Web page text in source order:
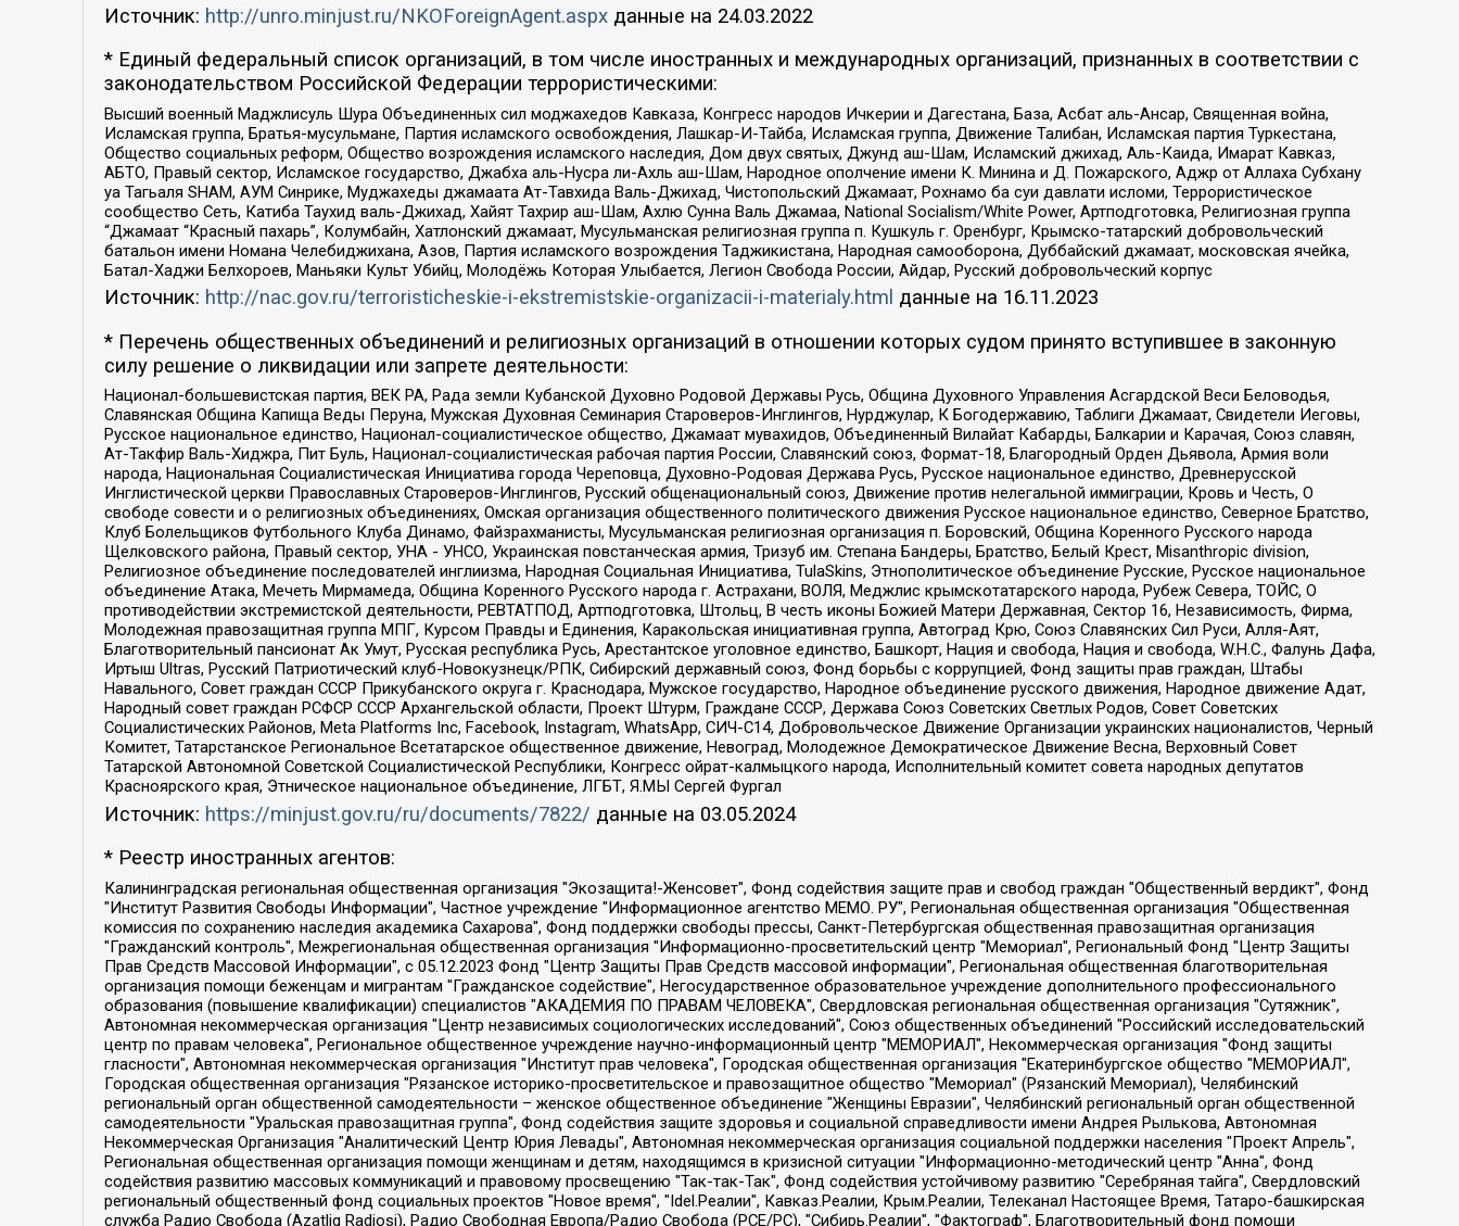
Источник: http://unro.minjust.ru/NKOForeignAgent.aspxданные на 24.03.2022
* Единый федеральный список организаций, в том числе иностранных и международных организаций, признанных в соответствии с
законодательством Российской Федерации террористическими:
Высший военный Маджлисуль Шура Объединенных сил моджахедов Кавказа, Конгресс народов Ичкерии и Дагестана, База, Асбат аль-Ансар, Священная война,
Исламская группа, Братья-мусульмане, Партия исламского освобождения, Лашкар-И-Тайба, Исламская группа, Движение Талибан, Исламская партия Туркестана,
Общество социальных реформ, Общество возрождения исламского наследия, Дом двух святых, Джунд аш-Шам, Исламский джихад, Аль-Каида, Имарат Кавказ,
АБТО, Правый сектор, Исламское государство, Джабха аль-Нусра ли-Ахль аш-Шам, Народное ополчение имени К. Минина и Д. Пожарского, Аджр от Аллаха Субхану
уа Тагьаля SHAM, АУМ Синрике, Муджахеды джамаата Ат-Тавхида Валь-Джихад, Чистопольский Джамаат, Рохнамо ба суи давлати исломи, Террористическое
сообщество Сеть, Катиба Таухид валь-Джихад, Хайят Тахрир аш-Шам, Ахлю Сунна Валь Джамаа, National Socialism/White Power, Артподготовка, Религиозная группа
“Джамаат “Красный пахарь”, Колумбайн, Хатлонский джамаат, Мусульманская религиозная группа п. Кушкуль г. Оренбург, Крымско-татарский добровольческий
батальон имени Номана Челебиджихана, Азов, Партия исламского возрождения Таджикистана, Народная самооборона, Дуббайский джамаат, московская ячейка,
Батал-Хаджи Белхороев, Маньяки Культ Убийц, Молодёжь Которая Улыбается, Легион Свобода России, Айдар, Русский добровольческий корпус
Источник: http://nac.gov.ru/terroristicheskie-i-ekstremistskie-organizacii-i-materialy.html данные на 16.11.2023
* Перечень общественных объединений и религиозных организаций в отношении которых судом принято вступившее в законную
силу решение о ликвидации или запрете деятельности:
Национал-большевистская партия, ВЕК РА, Рада земли Кубанской Духовно Родовой Державы Русь, Община Духовного Управления Асгардской Веси Беловодья,
Славянская Община Капища Веды Перуна, Мужская Духовная Семинария Староверов-Инглингов, Нурджулар, К Богодержавию, Таблиги Джамаат, Свидетели Иеговы,
Русское национальное единство, Национал-социалистическое общество, Джамаат мувахидов, Объединенный Вилайат Кабарды, Балкарии и Карачая, Союз славян,
Ат-Такфир Валь-Хиджра, Пит Буль, Национал-социалистическая рабочая партия России, Славянский союз, Формат-18, Благородный Орден Дьявола, Армия воли
народа, Национальная Социалистическая Инициатива города Череповца, Духовно-Родовая Держава Русь, Русское национальное единство, Древнерусской
Инглистической церкви Православных Староверов-Инглингов, Русский общенациональный союз, Движение против нелегальной иммиграции, Кровь и Честь, О
свободе совести и о религиозных объединениях, Омская организация общественного политического движения Русское национальное единство, Северное Братство,
Клуб Болельщиков Футбольного Клуба Динамо, Файзрахманисты, Мусульманская религиозная организация п. Боровский, Община Коренного Русского народа
Щелковского района, Правый сектор, УНА - УНСО, Украинская повстанческая армия, Тризуб им. Степана Бандеры, Братство, Белый Крест, Misanthropic division,
Религиозное объединение последователей инглиизма, Народная Социальная Инициатива, TulaSkins, Этнополитическое объединение Русские, Русское национальное
объединение Атака, Мечеть Мирмамеда, Община Коренного Русского народа г. Астрахани, ВОЛЯ, Меджлис крымскотатарского народа, Рубеж Севера, ТОЙС, О
противодействии экстремистской деятельности, РЕВТАТПОД, Артподготовка, Штольц, В честь иконы Божией Матери Державная, Сектор 16, Независимость, Фирма,
Молодежная правозащитная группа МПГ, Курсом Правды и Единения, Каракольская инициативная группа, Автоград Крю, Союз Славянских Сил Руси, Алля-Аят,
Благотворительный пансионат Ак Умут, Русская республика Русь, Арестантское уголовное единство, Башкорт, Нация и свобода, Нация и свобода, W.H.С., Фалунь Дафа,
Иртыш Ultras, Русский Патриотический клуб-Новокузнецк/РПК, Сибирский державный союз, Фонд борьбы с коррупцией, Фонд защиты прав граждан, Штабы
Навального, Совет граждан СССР Прикубанского округа г. Краснодара, Мужское государство, Народное объединение русского движения, Народное движение Адат,
Народный совет граждан РСФСР СССР Архангельской области, Проект Штурм, Граждане СССР, Держава Союз Советских Светлых Родов, Совет Советских
Социалистических Районов, Meta Platforms Inc, Facebook, Instagram, WhatsApp, СИЧ-С14, Добровольческое Движение Организации украинских националистов, Черный
Комитет, Татарстанское Региональное Всетатарское общественное движение, Невоград, Молодежное Демократическое Движение Весна, Верховный Совет
Татарской Автономной Советской Социалистической Республики, Конгресс ойрат-калмыцкого народа, Исполнительный комитет совета народных депутатов
Красноярского края, Этническое национальное объединение, ЛГБТ, Я.МЫ Сергей Фургал
Источник: https://minjust.gov.ru/ru/documents/7822/ данные на 03.05.2024
* Реестр иностранных агентов:
Калининградская региональная общественная организация "Экозащита!-Женсовет", Фонд содействия защите прав и свобод граждан "Общественный вердикт", Фонд "Институт Развития Свободы Информации", Частное учреждение "Информационное агентство МЕМО. РУ", Региональная общественная организация "Общественная комиссия по сохранению наследия академика Сахарова", Фонд поддержки свободы прессы, Санкт-Петербургская общественная правозащитная организация "Гражданский контроль", Межрегиональная общественная организация "Информационно-просветительский центр "Мемориал", Региональный Фонд "Центр Защиты Прав Средств Массовой Информации", с 05.12.2023 Фонд "Центр Защиты Прав Средств массовой информации", Региональная общественная благотворительная организация помощи беженцам и мигрантам "Гражданское содействие", Негосударственное образовательное учреждение дополнительного профессионального образования (повышение квалификации) специалистов "АКАДЕМИЯ ПО ПРАВАМ ЧЕЛОВЕКА", Свердловская региональная общественная организация "Сутяжник", Автономная некоммерческая организация "Центр независимых социологических исследований", Союз общественных объединений "Российский исследовательский центр по правам человека", Региональное общественное учреждение научно-информационный центр "МЕМОРИАЛ", Некоммерческая организация "Фонд защиты гласности", Автономная некоммерческая организация "Институт прав человека", Городская общественная организация "Екатеринбургское общество "МЕМОРИАЛ", Городская общественная организация "Рязанское историко-просветительское и правозащитное общество "Мемориал" (Рязанский Мемориал), Челябинский региональный орган общественной самодеятельности – женское общественное объединение "Женщины Евразии", Челябинский региональный орган общественной самодеятельности "Уральская правозащитная группа", Фонд содействия защите здоровья и социальной справедливости имени Андрея Рылькова, Автономная Некоммерческая Организация "Аналитический Центр Юрия Левады", Автономная некоммерческая организация социальной поддержки населения "Проект Апрель", Региональная общественная организация помощи женщинам и детям, находящимся в кризисной ситуации "Информационно-методический центр "Анна", Фонд содействия развитию массовых коммуникаций и правовому просвещению "Так-так-Так", Фонд содействия устойчивому развитию "Серебряная тайга", Свердловский региональный общественный фонд социальных проектов "Новое время", "Idel.Реалии", Кавказ.Реалии, Крым.Реалии, Телеканал Настоящее Время, Татаро-башкирская служба Радио Свобода (Azatliq Radiosi), Радио Свободная Европа/Радио Свобода (PCE/PC), "Сибирь.Реалии", "Фактограф", Благотворительный фонд помощи осужденным и их семьям, Автономная некоммерческая организация "Институт глобализации и социальных движений", Фонд "В защиту прав заключенных", Частное учреждение "Центр поддержки и содействия развитию средств массовой информации", Пензенский региональный общественный благотворительный фонд "Гражданский союз", "Север.Реалии", Некоммерческая организация Фонд "Правовая инициатива", Общество с ограниченной ответственностью "Радио Свободная Европа/Радио Свобода", Чешское информационное агентство "MEDIUM-ORIENT", Красноярская региональная общественная организация "Мы против СПИДа", Камалягин Денис Николаевич, Маркелов Сергей Евгеньевич, Пономарев Лев Александрович, Савицкая Людмила Алексеевна, Автономная некоммерческая организация "Центр по работе с проблемой насилия "НАСИЛИЮ.НЕТ", Межрегиональный профессиональный союз работников здравоохранения "Альянс врачей", Юридическое лицо, зарегистрированное в Латвийской Республике, SIA "Medusa Project" (регистрационный номер 40103797863, дата регистрации 10.06.2014), Некоммерческая организация "Фонд по борьбе с коррупцией", Автономная некоммерческая организация "Институт права и публичной политики", Баданин Роман Сергеевич, Гликин Максим Александрович, Железнова Мария Михайловна, Лукьянова Юлия Сергеевна, Маетная Елизавета Витальевна, Маняхин Петр Борисович, Чуракова Ольга Владимировна, Ярош Юлия Петровна, Юридическое лицо "The Insider SIA", зарегистрированное в Риге, Латвийская Республика (дата регистрации 26.06.2015), являющееся администратором доменного имени интернет-издания "The Insider SIA", https://theins.ru, Постернак Алексей Евгеньевич, Рубин Михаил Аркадьевич, Анин Роман Александрович, Юридическое лицо Istories fonds, зарегистрированное в Латвийской Республике (регистрационный номер 50008295751, дата регистрации 24.02.2020), Великовский Дмитрий Александрович, Долинина Ирина Николаевна, Мароховская Алеся Алексеевна, Шлейнов Роман Юрьевич, Шмагун Олеся Валентиновна, Общество с ограниченной ответственностью "Альтаир 2021", Общество с ограниченной ответственностью "Вега 2021", Общество с ограниченной ответственностью "Главный редактор 2021", Общество с ограниченной ответственностью "Ромашки монолит", Важенков Артем Валерьевич, Ивановская областная общественная организация "Центр гендерных исследований", Гурман Юрий Альбертович, Медиапроект "ОВД-Инфо", Егоров Владимир Владимирович, Жилинский Владимир Александрович, Общество с ограниченной ответственностью "ЗП", Иванова София Юрьевна, Карезина Инна Павловна, Кильтау Екатерина Викторовна, Петров Алексей Викторович, Пискунов Сергей Евгеньевич, Смирнов Сергей Сергеевич, Тихонов Михаил Сергеевич, Общество с ограниченной ответственностью "ЖУРНАЛИСТ-ИНОСТРАННЫЙ АГЕНТ", Арапова Галина Юрьевна, Вольтская Татьяна Анатольевна, Американская компания "Mason G.E.S. Anonymous Foundation" (США), являющаяся владельцем интернет-издания https://mnews.world/, Компания "Stichting Bellingcat", зарегистрированная в Нидерландах (дата регистрации 11.07.2018), Захаров Андрей Вячеславович, Клепиковская Екатерина Дмитриевна, Общество с ограниченной ответственностью "МЕМО", Перл Роман Александрович, Симонов Евгений Алексеевич, Соловьева Елена Анатольевна, Сотников Даниил Владимирович, Сурначева Елизавета Дмитриевна, Автономная некоммерческая организация по защите прав человека и информированию населения "Якутия – Наше Мнение", Общество с ограниченной ответственностью "Москоу диджитал медиа", с 26.01.2023 Общество с ограниченной ответственностью "Чайка Белые сады", Ветошкина Валерия Валерьевна, Заговора Максим Александрович, Межрегиональное общественное движение "Российская ЛГБТ - сеть", Оленичев Максим Владимирович, Павлов Иван Юрьевич, Скворцова Елена Сергеевна, Общество с ограниченной ответственностью "Как бы инагент", Кочетков Игорь Викторович, Общество с ограниченной ответственностью "Честные выборы", Еланчик Олег Александрович, Общество с ограниченной ответственностью "Нобелевский призыв", Гималова Регина Эмилевна, Григорьев Андрей Валерьевич, Григорьева Алина Александровна, Ассоциация по содействию защите прав призывников, альтернативнослужащих и военнослужащих "Правозащитная группа "Гражданин.Армия.Право", Хисамова Регина Фаритовна, Автономная некоммерческая организация по реализации социально-правовых программ "Лилит", Дальневосточное общественное движение "Маяк", Санкт-Петербургская ЛГБТ-инициативная группа "Выход", Инициативная группа ЛГБТ+ "Реверс", Алексеев Андрей Викторович, Бекбулатова Таисия Львовна, Беляев Иван Михайлович, Владыкина Елена Сергеевна, Гельман Марат Александрович, Никульшина Вероника Юрьевна, Толоконникова Надежда Андреевна, Шендерович Виктор Анатольевич, Общество с ограниченной ответственностью "Данное сообщение", Общество с ограниченной ответственностью Издательский дом "Новая глава", Айнбиндер Александра Александровна, Московский комьюнити-центр для ЛГБТ+инициатив, Благотворительный фонд развития филантропии, Deutsche Welle (Германия, Kurt-Schumacher-Strasse 3, 53113 Bonn), Борзунова Мария Михайловна, Воробьев Виктор Викторович, Голубева Анна Львовна, Константинова Алла Михайловна, Малкова Ирина Владимировна, Мурадов Мурад Абдулгалимович, Осетинская Елизавета Николаевна, Понасенков Евгений Николаевич, Ганапольский Матвей Юрьевич, Киселев Евгений Алексеевич, Борухович Ирина Григорьевна, Дремин Иван Тимофеевич, Дубровский Дмитрий Викторович, Красноярская региональная общественная организация поддержки и развития альтернативных образовательных технологий и межкультурных коммуникаций "ИНТЕРРА", Маяковская Екатерина Алексеевна, Фейгин Марк Захарович, Филимонов Андрей Викторович, Дзугкоева Регина Николаевна, Доброхотов Роман Александрович, Дудь Юрий Александрович, Елкин Сергей Владимирович, Кругликов Кирилл Игоревич, Сабунаева Мария Леонидовна, Семенов Алексей Владимирович, Шаинян Карен Багратович, Шульман Екатерина Михайловна, Асафьев Артур Валерьевич, Вахштайн Виктор Семенович, Венедиктов Алексей Алексеевич, Лушникова Екатерина Евгеньевна, Волков Леонид Михайлович, Невзоров Александр Глебович, Пархоменко Сергей Борисович, Сироткин Ярослав Николаевич, Кара-Мурза Владимир Владимирович, Баранова Наталья Владимировна, Гозман Леонид Яковлевич, Кагарлицкий Борис Юльевич, Климарев Михаил Валерьевич, Милов Владимир Станиславович, Автономная некоммерческая организация Краснодарский центр современного искусства "Типография", Моргенштерн Алишер Тагирович, Соболь Любовь Эдуардовна, Общество с ограниченной ответственностью "ЛИЗА НОРМ", Каспаров Гарри Кимович, Ходорковский Михаил Борисович, Общество с ограниченной ответственностью "Апрельские тезисы", Данилович Ирина Брониславовна, Кашин Олег Владимирович, Петров Николай Владимирович, Пивоваров Алексей Владимирович, Соколов Михаил Владимирович, Цветкова Юлия Владимировна, Чичваркин Евгений Александрович, Комитет против пыток/Команда против пыток, Общество с ограниченной ответственностью "Первый научный", Общество с ограниченной ответственностью "Вертолет и ко", Белоцерковская Вероника Борисовна, Кац Максим Евгеньевич, Лазарева Татьяна Юрьевна, Шаведдинов Руслан Табризович, Яшин Илья Валерьевич, Общество с ограниченной ответственностью "Иноагент ААВ", Алешковский Дмитрий Петрович, Альбац Евгения Марковна, Быков Дмитрий Львович, Галямина Юлия Евгеньевна, Лойко Сергей Леонидович, Мартынов Кирилл Константинович, Медведев Сергей Александрович, Крашенинников Федор Геннадиевич, Гордеева Катерина Вл